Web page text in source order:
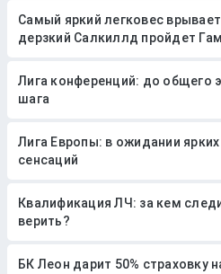
Самый яркий легковес
дерзкий Салкиллд пройдет
Лига конференций: до общего
шага
Лига Европы: в ожидании
сенсаций
Квалификация ЛЧ: за кем
верить?
БК Леон дарит 50% страховку